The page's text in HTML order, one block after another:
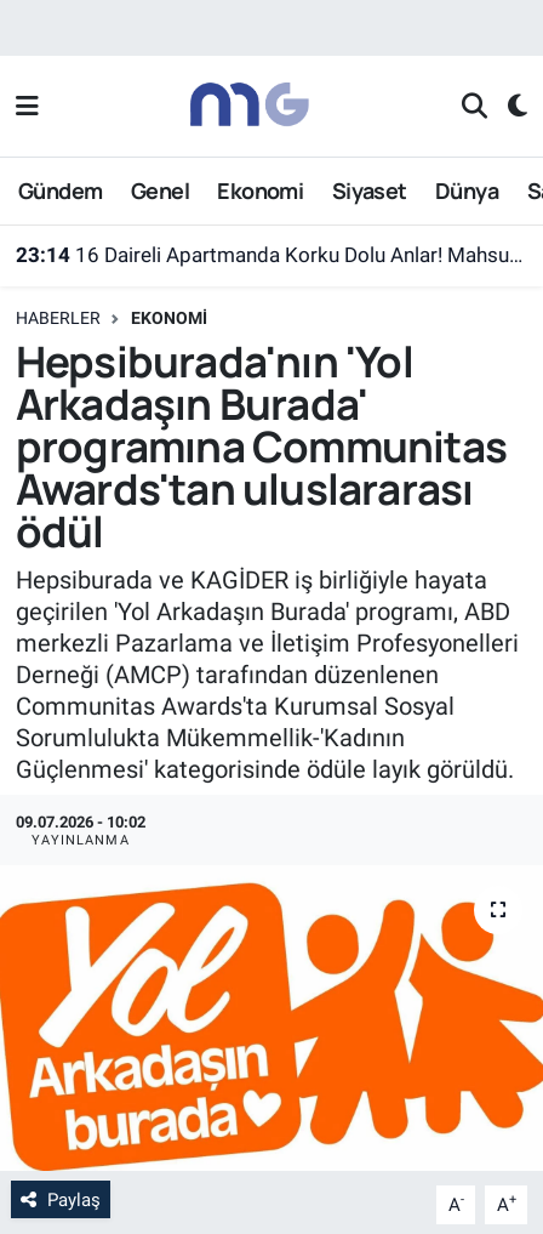
Gündem Genel Ekonomi Siyaset Dünya
23:14 16 Daireli Apartmanda Korku Dolu Anlar! Mahsur Kalanlar Kurtarıldı
HABERLER EKONOMI
Hepsiburada'nın 'Yol
Arkadaşın Burada'
programına Communitas
Awards'tan uluslararası
ödül
Hepsiburada ve KAGİDER iş birliğiyle hayata
geçirilen 'Yol Arkadaşın Burada' programı, ABD
merkezli Pazarlama ve İletişim Profesyonelleri
Derneği (AMCP) tarafından düzenlenen
Communitas Awards'ta Kurumsal Sosyal
Sorumlulukta Mükemmellik-'Kadının
Güçlenmesi' kategorisinde ödüle layık görüldü.
09.07.2026 - 10:02
YAYINLANMA
Paylaş A- A+
Nöbetçi Eczaneler
Hava Durumu
Süper Lig Puan Durumu ve Fikstür
Tüm Manşetler
Son Dakika Haberleri
Haber Arşivi